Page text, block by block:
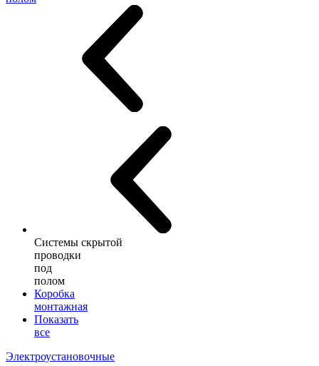
Системы скрытой
проводки
под
полом
Коробка
монтажная
Показать
все
Электроустановочные